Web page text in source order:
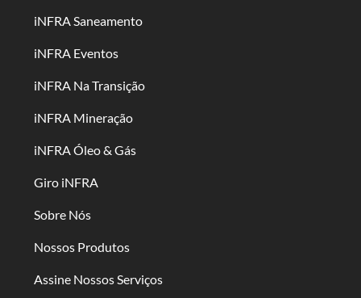
iNFRA Saneamento
iNFRA Eventos
iNFRA Na Transição
iNFRA Mineração
iNFRA Óleo & Gás
Giro iNFRA
Sobre Nós
Nossos Produtos
Assine Nossos Serviços